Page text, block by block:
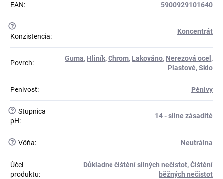
EAN: 5900929101640
?
Konzistencia:
Koncentrát
Povrch:
Guma, Hliník,Chrom, Lakováno, Nerezová ocel ,
Plastové,Sklo
Penivosť: Pěnivy
? Stupnica
pH:
14 - silne zásadité
? Vôňa: Neutrálna
Účel
produktu:
Důkladné čištění silných nečistot,Čištění
běžných nečistot